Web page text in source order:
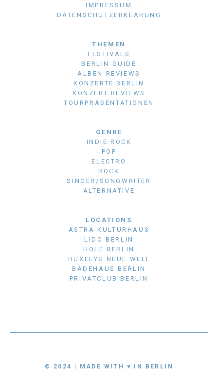
IMPRESSUM
DATENSCHUTZERKLÄRUNG
THEMEN
FESTIVALS
BERLIN GUIDE
ALBEN REVIEWS
KONZERTE BERLIN
KONZERT REVIEWS
TOURPRÄSENTATIONEN
GENRE
INDIE ROCK
POP
ELECTRO
ROCK
SINGER/SONGWRITER
ALTERNATIVE
LOCATIONS
ASTRA KULTURHAUS
LIDO BERLIN
HOLE BERLIN
HUXLEYS NEUE WELT
BADEHAUS BERLIN
PRIVATCLUB BERLIN
© 2024 | MADE WITH ♥ IN BERLIN